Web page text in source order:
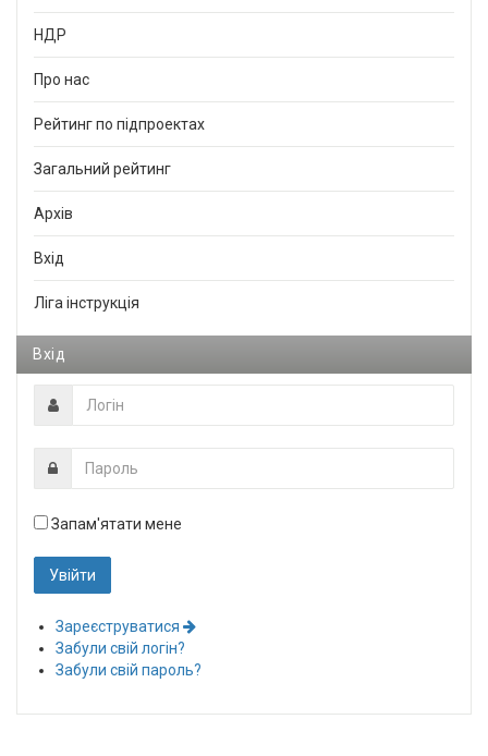
НДР
Про нас
Рейтинг по підпроектах
Загальний рейтинг
Архів
Вхід
Ліга інструкція
Вхід
Запам'ятати мене
Зареєструватися
Забули свій логін?
Забули свій пароль?